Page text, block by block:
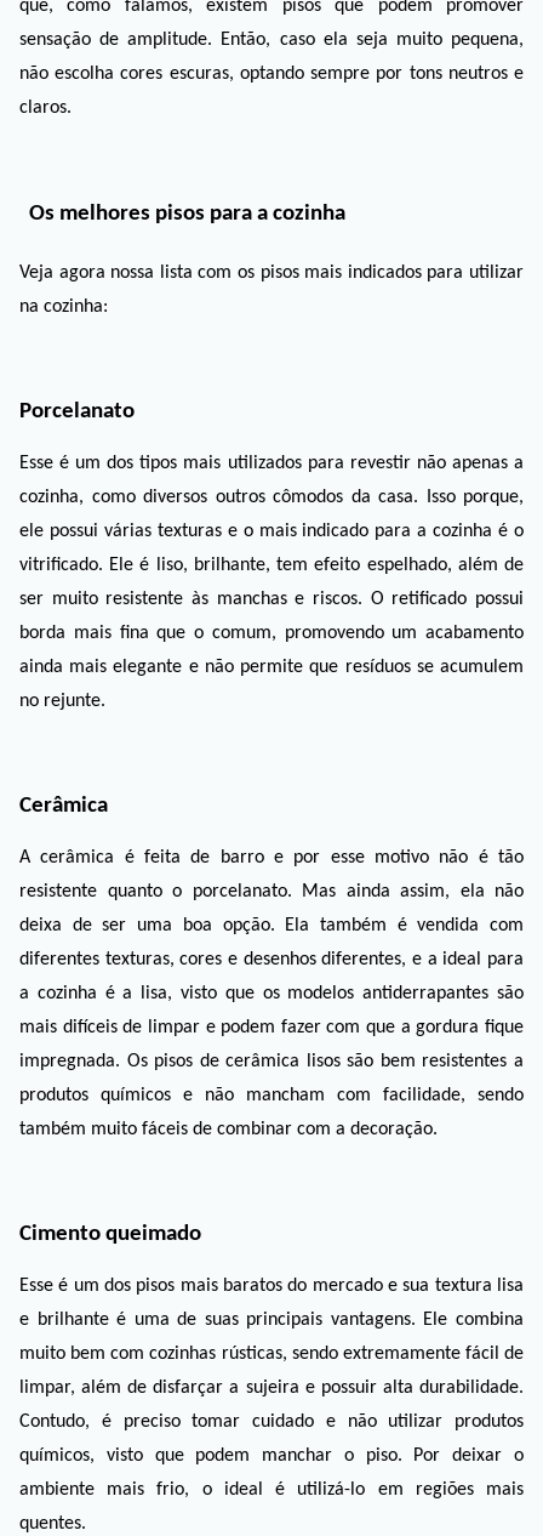
que, como falamos, existem pisos que podem promover
sensação de amplitude. Então, caso ela seja muito pequena,
não escolha cores escuras, optando sempre por tons neutros e
claros.
Os melhores pisos para a cozinha
Veja agora nossa lista com os pisos mais indicados para utilizar
na cozinha:
Porcelanato
Esse é um dos tipos mais utilizados para revestir não apenas a
cozinha, como diversos outros cômodos da casa. Isso porque,
ele possui várias texturas e o mais indicado para a cozinha é o
vitrificado. Ele é liso, brilhante, tem efeito espelhado, além de
ser muito resistente às manchas e riscos. O retificado possui
borda mais fina que o comum, promovendo um acabamento
ainda mais elegante e não permite que resíduos se acumulem
no rejunte.
Cerâmica
A cerâmica é feita de barro e por esse motivo não é tão
resistente quanto o porcelanato. Mas ainda assim, ela não
deixa de ser uma boa opção. Ela também é vendida com
diferentes texturas, cores e desenhos diferentes, e a ideal para
a cozinha é a lisa, visto que os modelos antiderrapantes são
mais difíceis de limpar e podem fazer com que a gordura fique
impregnada. Os pisos de cerâmica lisos são bem resistentes a
produtos químicos e não mancham com facilidade, sendo
também muito fáceis de combinar com a decoração.
Cimento queimado
Esse é um dos pisos mais baratos do mercado e sua textura lisa
e brilhante é uma de suas principais vantagens. Ele combina
muito bem com cozinhas rústicas, sendo extremamente fácil de
limpar, além de disfarçar a sujeira e possuir alta durabilidade.
Contudo, é preciso tomar cuidado e não utilizar produtos
químicos, visto que podem manchar o piso. Por deixar o
ambiente mais frio, o ideal é utilizá-lo em regiões mais
quentes.